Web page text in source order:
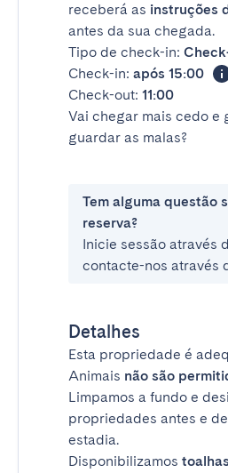
receberá as instruções
antes da sua chegada.
Tipo de check-in:
Check-in: após 15:00
Check-out: 11:00
Vai chegar mais cedo e
guardar as malas?
Tem alguma questão
reserva?
Inicie sessão através
contacte-nos através
Detalhes
Esta propriedade é
Animais não são
Limpamos a fundo e
propriedades antes e
estadia.
Disponibilizamos toalhas